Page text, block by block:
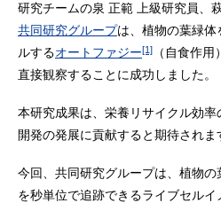
研究チームの泉 正範 上級研究員、
共同研究グループは、植物の葉緑体
ルするオートファジー[1]
（自食作
直接観察することに成功しました。
本研究成果は、栄養リサイクル効
開発の発展に貢献すると期待されま
今回、共同研究グループは、植物
を秒単位で追跡できるライブセル